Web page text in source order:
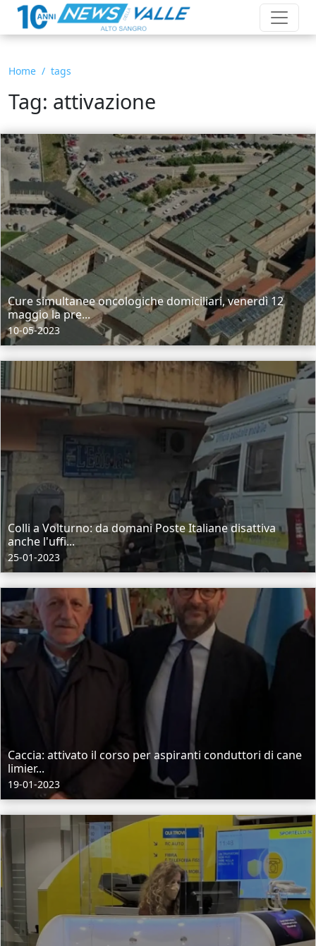
Home tags
Tag: attivazione
Cure simultanee oncologiche domiciliari, venerdì 12
maggio la pre...
10-05-2023
Colli a Volturno: da domani Poste Italiane disattiva
anche l'uffi...
25-01-2023
Caccia: attivato il corso per aspiranti conduttori di cane
limier...
19-01-2023